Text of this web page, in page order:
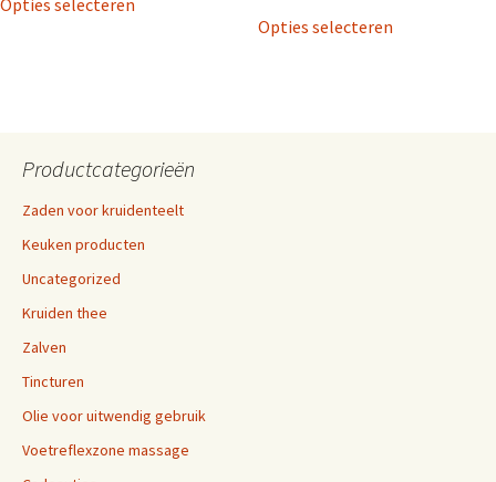
Opties selecteren
Productcategorieën
Zaden voor kruidenteelt
Keuken producten
Uncategorized
Kruiden thee
Zalven
Tincturen
Olie voor uitwendig gebruik
Voetreflexzone massage